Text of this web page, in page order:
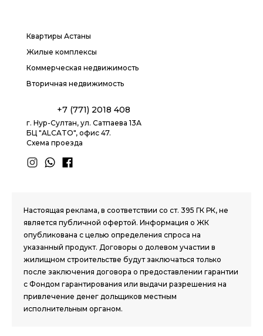
Квартиры Астаны
Жилые комплексы
Коммерческая недвижимость
Вторичная недвижимость
+7 (771) 2018 408
г. Нур-Султан, ул. Сатпаева 13А
БЦ "ALCATO", офис 47.
Схема проезда
Настоящая реклама, в соответствии со ст. 395 ГК РК, не
является публичной офертой. Информация о ЖК
опубликована с целью определения спроса на
указанный продукт. Договоры о долевом участии в
жилищном строительстве будут заключаться только
после заключения договора о предоставлении гарантии
с Фондом гарантирования или выдачи разрешения на
привлечение денег дольщиков местным
исполнительным органом.